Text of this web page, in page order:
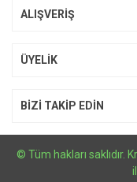
ALIŞVERİŞ
ÜYELİK
BİZİ TAKİP EDİN
© Tüm hakları saklıdır.